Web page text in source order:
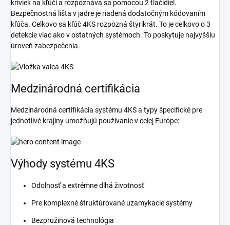
kriviek na kľúči a rozpoznáva sa pomocou 2 tlačidiel.
Bezpečnostná lišta v jadre je riadená dodatočným kódovaním
kľúča. Celkovo sa kľúč 4KS rozpozná štyrikrát. To je celkovo o 3
detekcie viac ako v ostatných systémoch. To poskytuje najvyššiu
úroveň zabezpečenia.
Medzinárodná certifikácia
Medzinárodná certifikácia systému 4KS a typy špecifické pre
jednotlivé krajiny umožňujú používanie v celej Európe:
Výhody systému 4KS
Odolnosť a extrémne dlhá životnosť
Pre komplexné štruktúrované uzamykacie systémy
Bezpružinová technológia